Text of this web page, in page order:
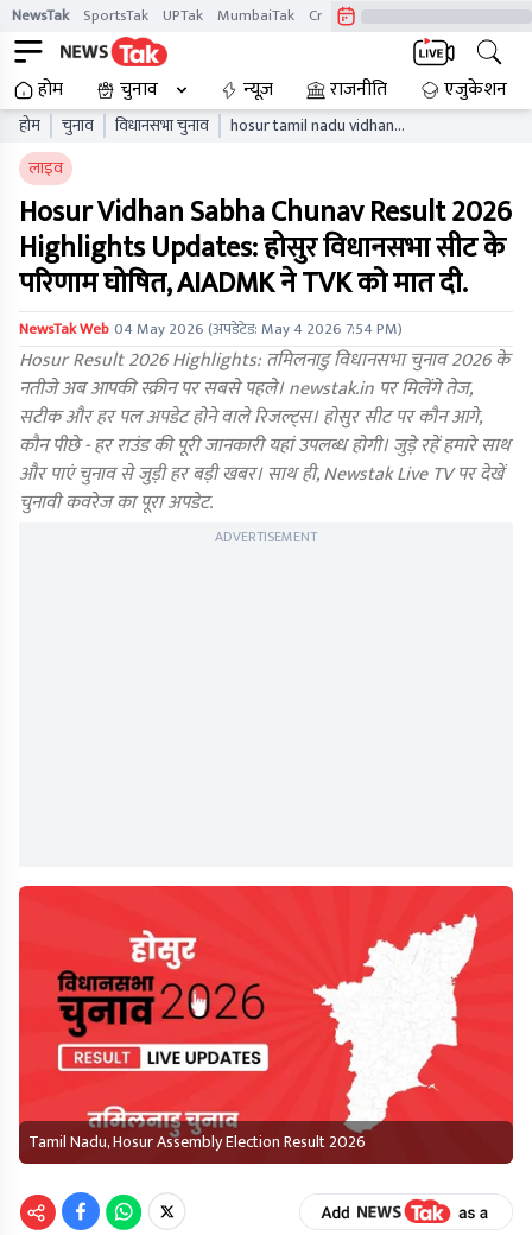
NewsTak SportsTak UPTak MumbaiTak CrimeTak
होम चुनाव न्यूज़ राजनीति एजुकेशन
होम चुनाव विधानसभा चुनाव
hosur tamil nadu vidhan
लाइव
Hosur Vidhan Sabha Chunav Result 2026
Highlights Updates: होसुर विधानसभा सीट के
परिणाम घोषित, AIADMK ने TVK को मात दी.
NewsTak Web04 May 2026(अपडेटेड:May 4 2026 7:54 PM)
Hosur Result 2026 Highlights: तमिलनाडु विधानसभा चुनाव 2026 के
नतीजे अब आपकी स्क्रीन पर सबसे पहले। newstak.in पर मिलेंगे तेज,
सटीक और हर पल अपडेट होने वाले रिजल्ट्स। होसुर सीट पर कौन आगे,
कौन पीछे - हर राउंड की पूरी जानकारी यहां उपलब्ध होगी। जुड़े रहें हमारे साथ
और पाएं चुनाव से जुड़ी हर बड़ी खबर। साथ ही, Newstak Live TV पर देखें
चुनावी कवरेज का पूरा अपडेट.
ADVERTISEMENT
Tamil Nadu, Hosur Assembly Election Result 2026